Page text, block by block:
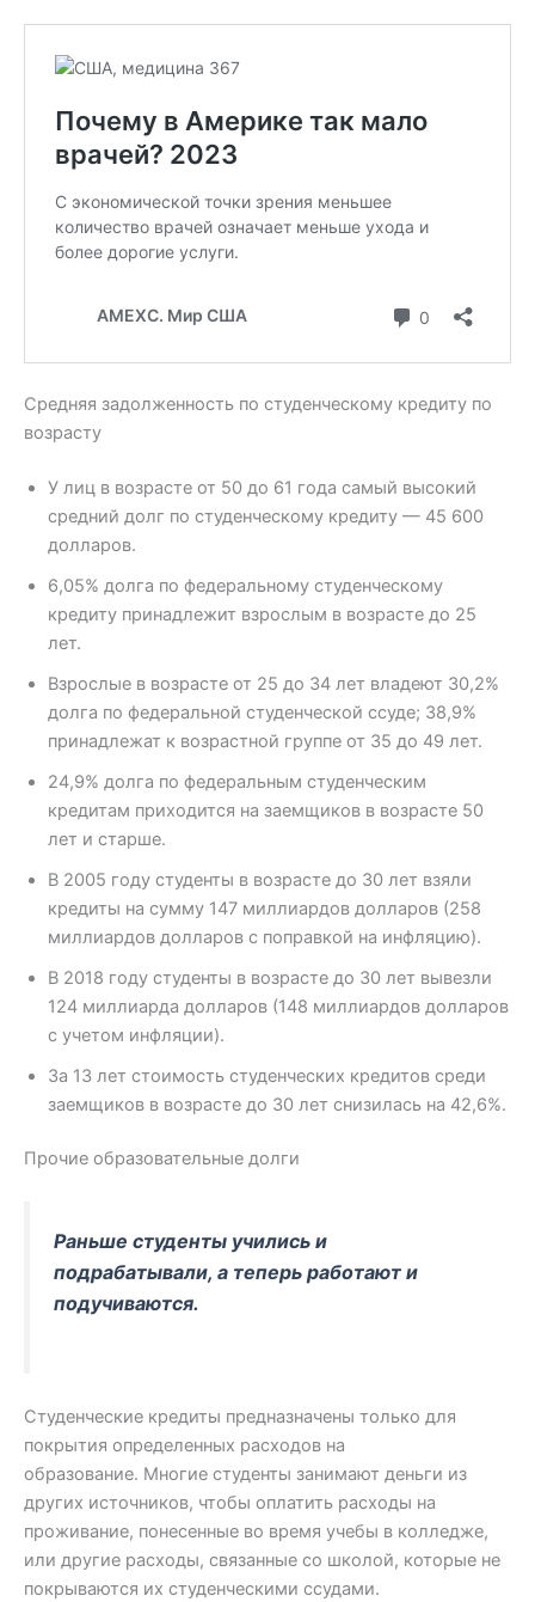
Средняя задолженность по студенческому кредиту по
возрасту
У лиц в возрасте от 50 до 61 года самый высокий
средний долг по студенческому кредиту — 45 600
долларов.
6,05% долга по федеральному студенческому
кредиту принадлежит взрослым в возрасте до 25
лет.
Взрослые в возрасте от 25 до 34 лет владеют 30,2%
долга по федеральной студенческой ссуде; 38,9%
принадлежат к возрастной группе от 35 до 49 лет.
24,9% долга по федеральным студенческим
кредитам приходится на заемщиков в возрасте 50
лет и старше.
В 2005 году студенты в возрасте до 30 лет взяли
кредиты на сумму 147 миллиардов долларов (258
миллиардов долларов с поправкой на инфляцию).
В 2018 году студенты в возрасте до 30 лет вывезли
124 миллиарда долларов (148 миллиардов долларов
с учетом инфляции).
За 13 лет стоимость студенческих кредитов среди
заемщиков в возрасте до 30 лет снизилась на 42,6%.
Прочие образовательные долги
Раньше студенты учились и
подрабатывали, а теперь работают и
подучиваются.
Студенческие кредиты предназначены только для
покрытия определенных расходов на
образование. Многие студенты занимают деньги из
других источников, чтобы оплатить расходы на
проживание, понесенные во время учебы в колледже,
или другие расходы, связанные со школой, которые не
покрываются их студенческими ссудами.